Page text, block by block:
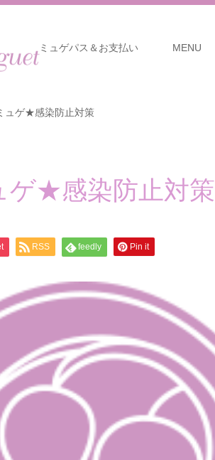
ミュゲパス＆お支払い MENU
ュゲ★感染防止対策
ゲ★感染防止対策
RSS feedly Pin it